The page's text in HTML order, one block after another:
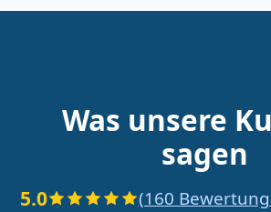
Was unsere
sagen
5.0
(160